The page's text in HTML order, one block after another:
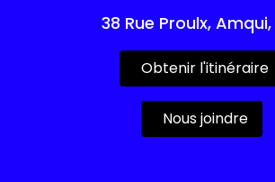
38 Rue Proulx,
Obtenir l'itinéraire
Nous joindre